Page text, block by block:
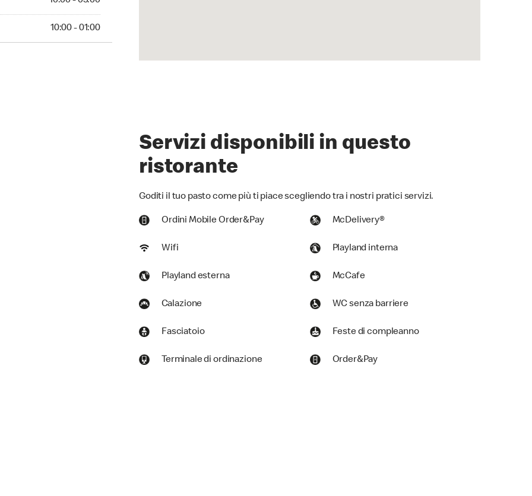
10:00 - 01:00
Servizi disponibili in questo
ristorante
Goditi il tuo pasto come più ti piace scegliendo tra i nostri pratici servizi.
Ordini Mobile Order&Pay McDelivery®
Wifi Playland interna
Playland esterna McCafe
Calazione WC senza barriere
Fasciatoio Feste di compleanno
Terminale di ordinazione Order&Pay